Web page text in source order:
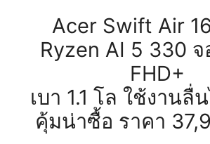
Acer Swift Air
Ryzen AI 5 330 จ
FHD+
เบา 1.1 โล ใช้งานลื่
คุ้มน่าซื้อ ราคา